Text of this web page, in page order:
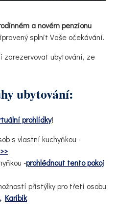
a novém penzionu
splnit Vaše očekávání.
zarezervovat ubytování, ze
ubytování:
prohlídky!
s vlastní kuchyňkou -
-prohlédnout tento pokoj
přistýlky pro třetí osobu
, Karibik